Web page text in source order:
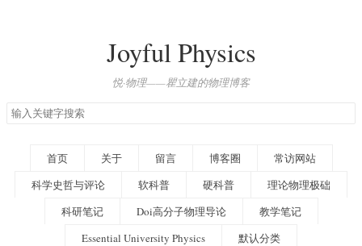
Joyful Physics
悦·物理——瞿立建的物理博客
搜
首页 关于 留言 博客圈
常访网站
科学史哲与评论
软科普 硬科普
理论物理极础
科研笔记
Doi高分子物理导论
教学笔记
Essential University Physics
默认分类